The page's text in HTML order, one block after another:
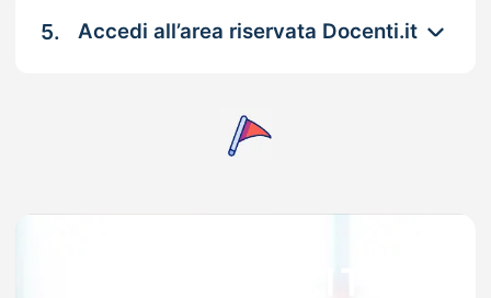
5. Accedi all’area riservata Docenti.it